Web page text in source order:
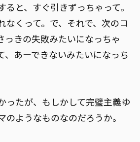
ると、すぐ引きずっちゃって。
なくって。で、それで、次のコ
っきの失敗みたいになっちゃ
、あーできないみたいになっち
ったが、もしかして完璧主義ゆ
のようなものなのだろうか。